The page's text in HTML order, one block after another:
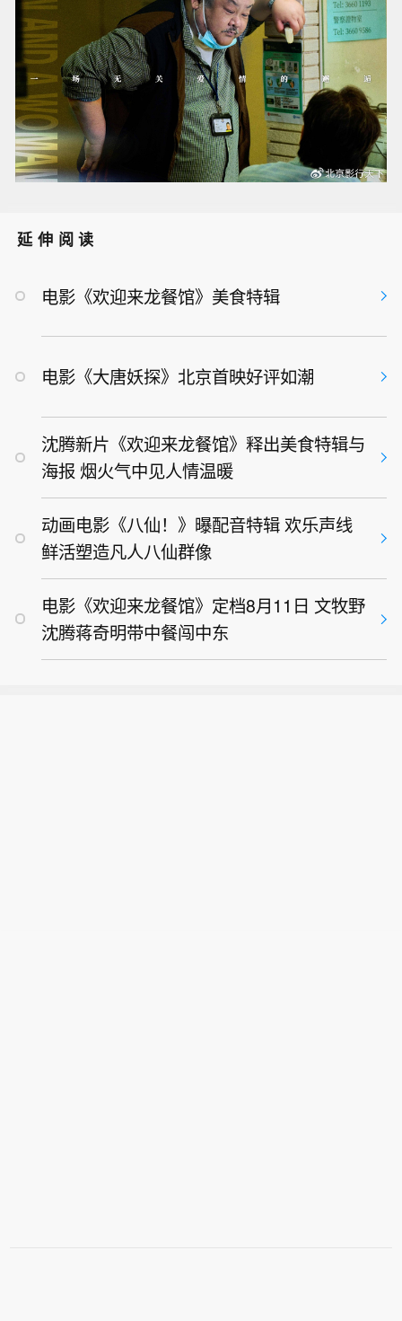
延伸阅读
电影《欢迎来龙餐馆》美食特辑
电影《大唐妖探》北京首映好评如潮
沈腾新片《欢迎来龙餐馆》释出美食特辑与
海报 烟火气中见人情温暖
动画电影《八仙！》曝配音特辑 欢乐声线
鲜活塑造凡人八仙群像
电影《欢迎来龙餐馆》定档8月11日 文牧野
沈腾蒋奇明带中餐闯中东